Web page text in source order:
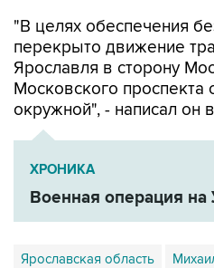
"В целях обеспечения
перекрыто движение
Ярославля в сторону
Московского проспекта
окружной", - написал он
ХРОНИКА
Военная операция на
Ярославская область